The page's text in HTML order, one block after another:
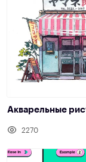
Акварельные
2270